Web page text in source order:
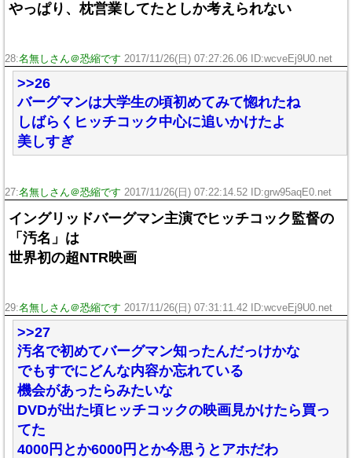
やっぱり、枕営業してたとしか考えられない
28:名無しさん＠恐縮です 2017/11/26(日) 07:27:26.06 ID:wcveEj9U0.net
>>26
バーグマンは大学生の頃初めてみて惚れたね
しばらくヒッチコック中心に追いかけたよ
美しすぎ
27:名無しさん＠恐縮です 2017/11/26(日) 07:22:14.52 ID:grw95aqE0.net
イングリッドバーグマン主演でヒッチコック監督の
「汚名」は
世界初の超NTR映画
29:名無しさん＠恐縮です 2017/11/26(日) 07:31:11.42 ID:wcveEj9U0.net
>>27
汚名で初めてバーグマン知ったんだっけかな
でもすでにどんな内容か忘れている
機会があったらみたいな
DVDが出た頃ヒッチコックの映画見かけたら買っ
てた
4000円とか6000円とか今思うとアホだわ